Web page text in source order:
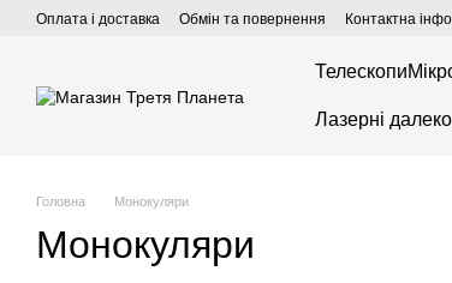
Перейти до основного контенту
Оплата і доставка Обмін та повернення Контактна
Телескопи
Лазерні
Головна Монокуляри
Монокуляри